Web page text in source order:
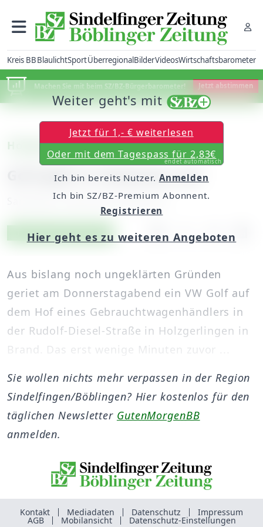
Kreis BBBlaulichtSportÜberregionalBilderVideosWirtschaftsbarometer
Machen Sie mit beim SZ/BZ-Bürgerbarometer! Jetzt abstimmen
Holzgerlingen
Golf geht in Flammen auf
Samstag, 29. Mai 2010, 00:00 Uhr
Artikel vorlesen
Exklusiv für Abonnenten
Aus bislang noch ungeklärten Gründen
geriet am Donnerstagabend ein VW Golf auf
dem Hof eines Gebrauchtwagenhändlers in
der Rudolf-Diesel-Straße in Holzgerlingen in
Brand. Das erst wenige Minuten zuvor ...
Weiter geht's mit
Jetzt für 1,- € weiterlesen
Oder mit dem Tagespass für 2,83€
endet automatisch
Ich bin bereits Nutzer. Anmelden
Ich bin SZ/BZ-Premium Abonnent.
Registrieren
Hier geht es zu weiteren Angeboten
Sie wollen nichts mehr verpassen in der Region
Sindelfingen/Böblingen? Hier kostenlos für den
täglichen Newsletter GutenMorgenBB
anmelden.
Kontakt Mediadaten Datenschutz Impressum
AGB Mobilansicht Datenschutz-Einstellungen